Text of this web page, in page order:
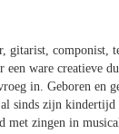
gitarist, componist,
een ware creatieve
in. Geboren en
sinds zijn
met zingen in